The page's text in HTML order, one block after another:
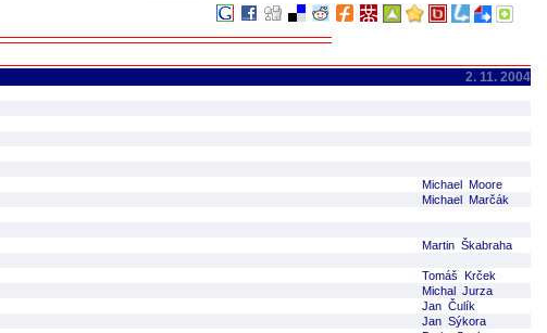
2. 11. 2004
Michael Moore
Michael Marčák
Martin Škabraha
Tomáš Krček
Michal Jurza
Jan Čulík
Jan Sýkora